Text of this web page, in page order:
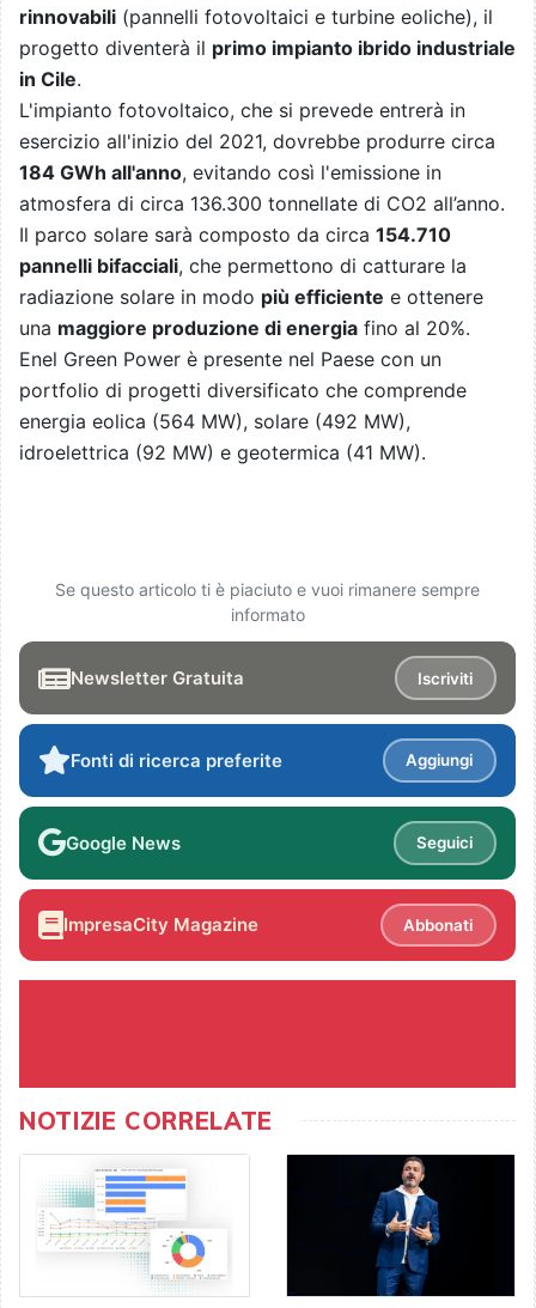
rinnovabili (pannelli fotovoltaici e turbine eoliche), il
progetto diventerà il primo impianto ibrido industriale
in Cile.
L'impianto fotovoltaico, che si prevede entrerà in
esercizio all'inizio del 2021, dovrebbe produrre circa
184 GWh all'anno, evitando così l'emissione in
atmosfera di circa 136.300 tonnellate di CO2 all’anno.
Il parco solare sarà composto da circa 154.710
pannelli bifacciali, che permettono di catturare la
radiazione solare in modo più efficiente e ottenere
una maggiore produzione di energia fino al 20%.
Enel Green Power è presente nel Paese con un
portfolio di progetti diversificato che comprende
energia eolica (564 MW), solare (492 MW),
idroelettrica (92 MW) e geotermica (41 MW).
Se questo articolo ti è piaciuto e vuoi rimanere sempre
informato
Newsletter Gratuita Iscriviti
Fonti di ricerca preferite Aggiungi
Google News Seguici
ImpresaCity Magazine Abbonati
NOTIZIE CORRELATE